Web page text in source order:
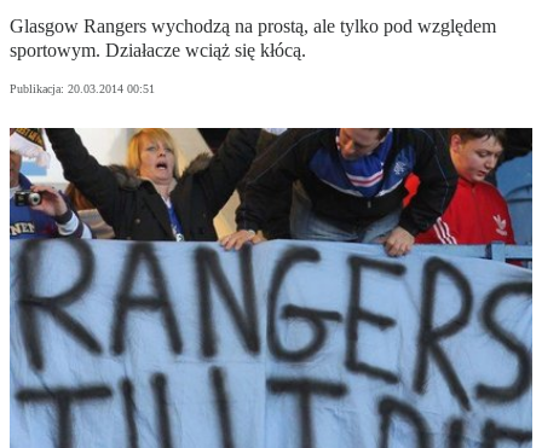
Glasgow Rangers wychodzą na prostą, ale tylko pod względem
sportowym. Działacze wciąż się kłócą.
Publikacja: 20.03.2014 00:51